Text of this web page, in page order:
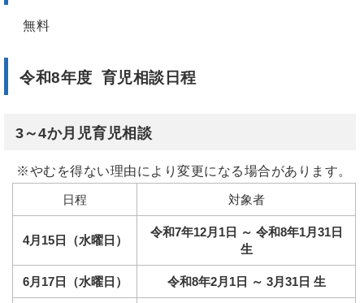
無料
令和8年度 育児相談日程
3～4か月児育児相談
※やむを得ない理由により変更になる場合があります。
日程 対象者
4月15日（水曜日）
令和7年12月1日 ～ 令和8年1月31日
生
6月17日（水曜日） 令和8年2月1日 ～ 3月31日 生